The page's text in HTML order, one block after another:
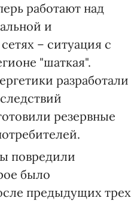
работают над
и
– ситуация с
"шаткая".
разработали
резервные
повредили
было
предыдущих трех